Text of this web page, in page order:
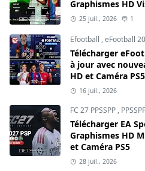
Graphismes HD
25 juil., 2026 1
Efootball ,eFootball
Télécharger
à jour avec
HD et Caméra PS5
16 juil., 2026
FC 27 PPSSPP ,
Télécharger EA
Graphismes HD
et Caméra PS5
28 juil., 2026